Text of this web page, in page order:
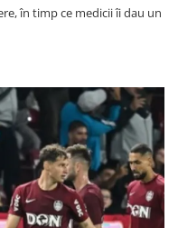
în timp ce medicii îi dau un